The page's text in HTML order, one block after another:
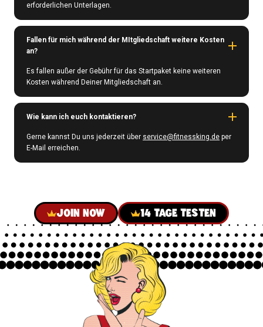
erforderlichen Unterlagen.
Fallen für mich während der MItgliedschaft weitere Kosten
an?
Es fallen außer der Gebühr für das Startpaket keine weiteren
Kosten während Deiner Mitgliedschaft an.
Wie kann ich euch kontaktieren?
Gerne kannst Du uns jederzeit über service@fitnessking.de per
E-Mail erreichen.
JOIN NOW 14 TAGE TESTEN